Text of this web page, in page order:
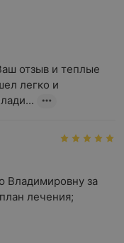
отзыв и теплые
легко и
Владимировну за
лечения;